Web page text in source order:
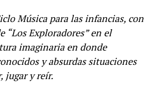
Música para las infancias, con
Exploradores” en el
imaginaria en donde
y absurdas situaciones
jugar y reír.